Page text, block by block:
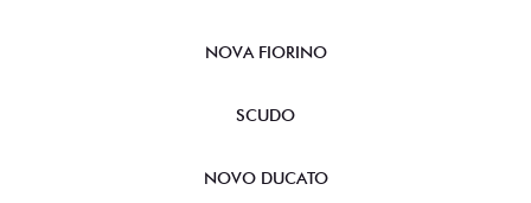
NOVA FIORINO
SCUDO
NOVO DUCATO